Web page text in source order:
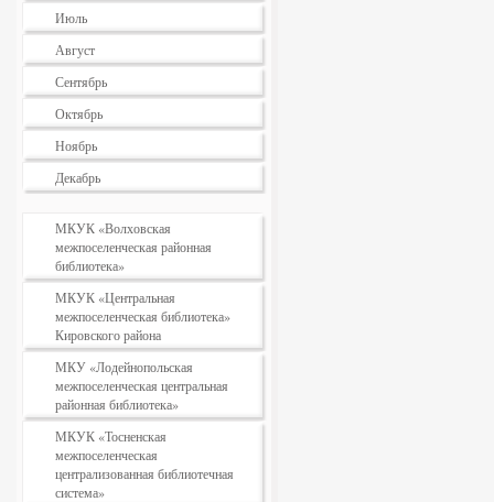
Июль
Август
Сентябрь
Октябрь
Ноябрь
Декабрь
МКУК «Волховская
межпоселенческая районная
библиотека»
МКУК «Центральная
межпоселенческая библиотека»
Кировского района
МКУ «Лодейнопольская
межпоселенческая центральная
районная библиотека»
МКУК «Тосненская
межпоселенческая
централизованная библиотечная
система»